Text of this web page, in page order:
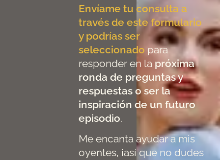
Envíame tu consulta a
través de este formulario
y podrías ser
seleccionado para
responder en la próxima
ronda de preguntas y
respuestas o ser la
inspiración de un futuro
episodio.
Me encanta ayudar a mis
oyentes, ¡así que no dudes